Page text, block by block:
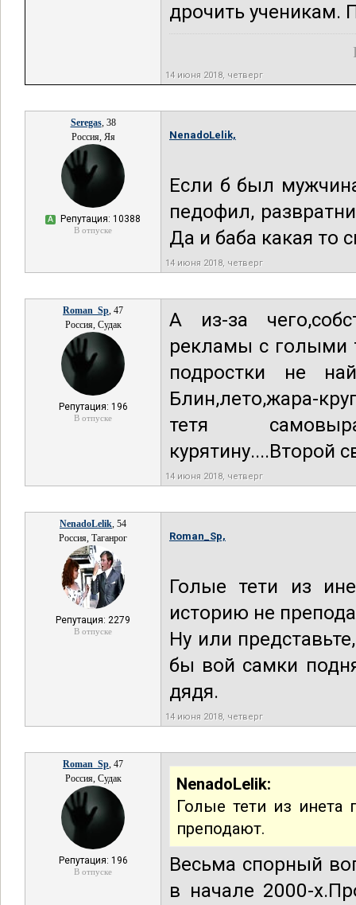
дрочить ученикам.
14 июня 2018, четверг
Seregas, 38
Россия, Яя
А Репутация: 10388
В отпуске
NenadoLelik,
Если б был
педофил,
Да и баба какая то
14 июня 2018, четверг
Roman_Sp, 47
Россия, Судак
Репутация: 196
В отпуске
А из-за
рекламы с голыми
подростки не
Блин,лето,жара-
тетя
курятину....Второй
14 июня 2018, четверг
NenadoLelik, 54
Россия, Таганрог
Репутация: 2279
В отпуске
Roman_Sp,
Голые тети из
историю не
Ну или
бы вой самки
дядя.
14 июня 2018, четверг
Roman_Sp, 47
Россия, Судак
Репутация: 196
В отпуске
NenadoLelik:
Голые тети из
преподают.
Весьма спорный
в начале 2000-